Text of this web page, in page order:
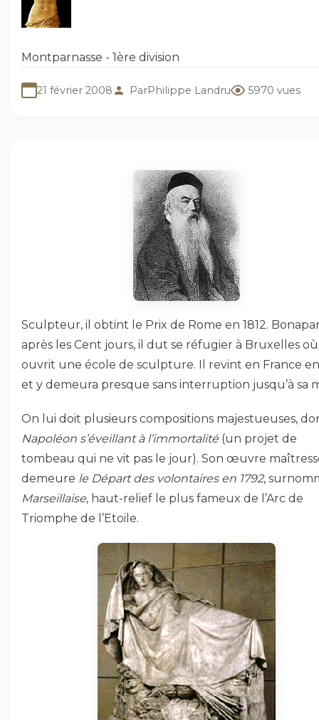
Montparnasse - 1ère division
21 février 2008 ParPhilippe Landru 5970 vues
Sculpteur, il obtint le Prix de Rome en 1812.
après les Cent jours, il dut se réfugier à Bruxelles
ouvrit une école de sculpture. Il revint en France
et y demeura presque sans interruption jusqu’à sa
On lui doit plusieurs compositions majestueuses,
Napoléon s’éveillant à l’immortalité (un projet de
tombeau qui ne vit pas le jour). Son œuvre
demeure le Départ des volontaires en 1792,
Marseillaise, haut-relief le plus fameux de l’Arc de
Triomphe de l’Etoile.